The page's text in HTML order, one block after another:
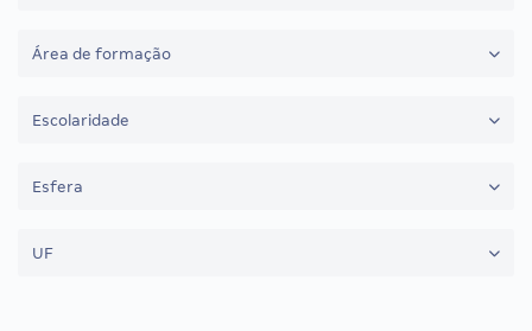
Área de formação
Escolaridade
Esfera
UF